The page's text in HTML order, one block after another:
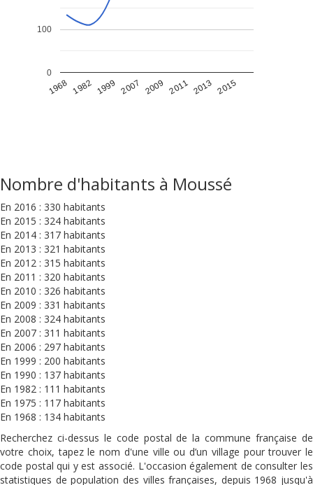
1968 1982 1999 2007 2009 2011 2013 2015
0
100
Nombre d'habitants à Moussé
En 2016 : 330 habitants
En 2015 : 324 habitants
En 2014 : 317 habitants
En 2013 : 321 habitants
En 2012 : 315 habitants
En 2011 : 320 habitants
En 2010 : 326 habitants
En 2009 : 331 habitants
En 2008 : 324 habitants
En 2007 : 311 habitants
En 2006 : 297 habitants
En 1999 : 200 habitants
En 1990 : 137 habitants
En 1982 : 111 habitants
En 1975 : 117 habitants
En 1968 : 134 habitants
Recherchez ci-dessus le code postal de la commune française de
votre choix, tapez le nom d'une ville ou d’un village pour trouver le
code postal qui y est associé. L'occasion également de consulter les
statistiques de population des villes françaises, depuis 1968 jusqu'à